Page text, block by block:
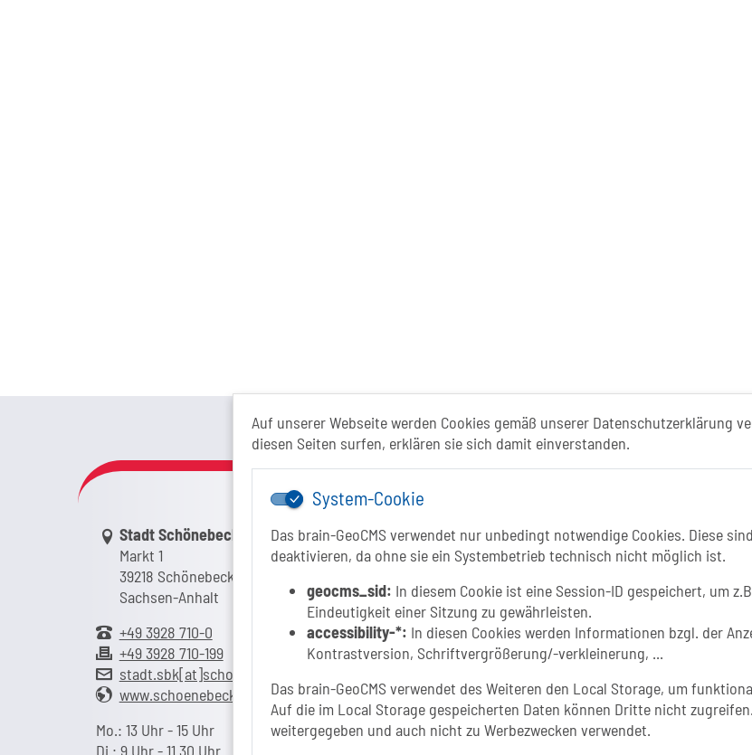
Auf unserer Webseite werden Cookies gemäß unserer Datenschutzerklärung
diesen Seiten surfen, erklären sie sich damit einverstanden.
System-Cookie
Das brain-GeoCMS verwendet nur unbedingt notwendige Cookies. Diese
deaktivieren, da ohne sie ein Systembetrieb technisch nicht möglich ist.
geocms_sid: In diesem Cookie ist eine Session-ID gespeichert, um
Eindeutigkeit einer Sitzung zu gewährleisten.
accessibility-*: In diesen Cookies werden Informationen bzgl. der
Kontrastversion, Schriftvergrößerung/-verkleinerung, ...
Das brain-GeoCMS verwendet des Weiteren den Local Storage, um
Auf die im Local Storage gespeicherten Daten können Dritte nicht
weitergegeben und auch nicht zu Werbezwecken verwendet.
Das Tourismusportal ist ein
Link zur Google-Maps Navigation
Stadt Schönebeck (Elbe)
Markt 1
39218 Schönebeck (Elbe)
Sachsen-Anhalt
+49 3928 710-0
+49 3928 710-199
stadt.sbk[at]schoenebeck-elbe.de
www.schoenebeck.de
Mo.: 13 Uhr - 15 Uhr
Di.: 9 Uhr - 11.30 Uhr
Folgt uns auf
INSTAGRAM